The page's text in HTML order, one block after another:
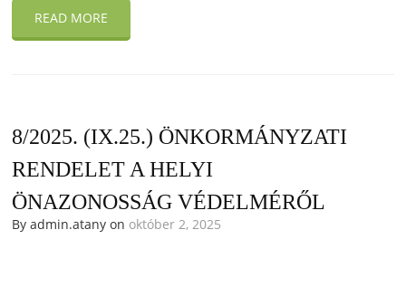
READ MORE
8/2025. (IX.25.) ÖNKORMÁNYZATI
RENDELET A HELYI
ÖNAZONOSSÁG VÉDELMÉRŐL
By admin.atany on október 2, 2025